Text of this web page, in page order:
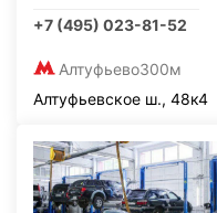
+7 (495) 023-81-52
Алтуфьево300м
Алтуфьевское ш., 48к4